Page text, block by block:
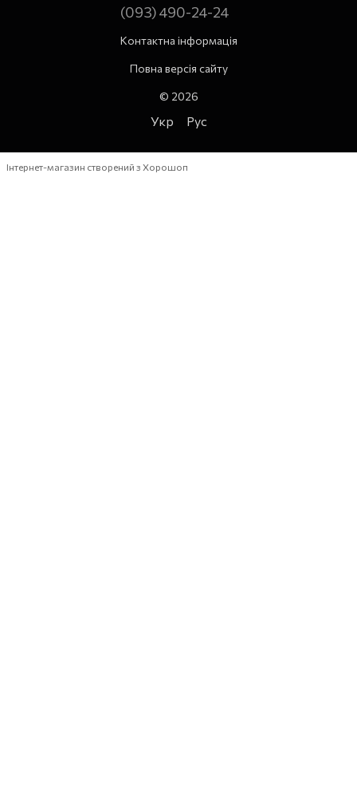
(093) 490-24-24
Контактна інформація
Повна версія сайту
© 2026
Укр Рус
Інтернет-магазин створений з Хорошоп